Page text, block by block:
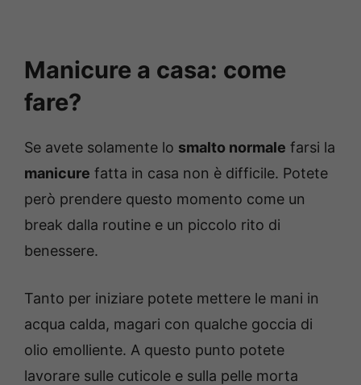
Manicure a casa: come
fare?
Se avete solamente lo smalto normale farsi la
manicure fatta in casa non è difficile. Potete
però prendere questo momento come un
break dalla routine e un piccolo rito di
benessere.
Tanto per iniziare potete mettere le mani in
acqua calda, magari con qualche goccia di
olio emolliente. A questo punto potete
lavorare sulle cuticole e sulla pelle morta